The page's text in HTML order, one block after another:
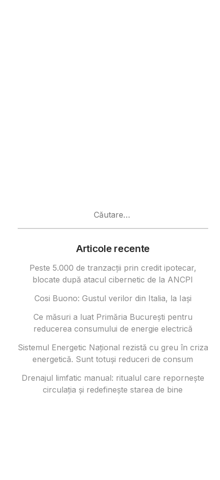
Articole recente
Peste 5.000 de tranzacții prin credit ipotecar,
blocate după atacul cibernetic de la ANCPI
Cosi Buono: Gustul verilor din Italia, la Iași
Ce măsuri a luat Primăria București pentru
reducerea consumului de energie electrică
Sistemul Energetic Național rezistă cu greu în criza
energetică. Sunt totuși reduceri de consum
Drenajul limfatic manual: ritualul care repornește
circulația și redefinește starea de bine